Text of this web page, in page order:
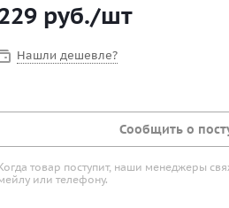
руб./шт
Нашли дешевле?
Сообщить о
товар поступит, наши менеджеры
или телефону.